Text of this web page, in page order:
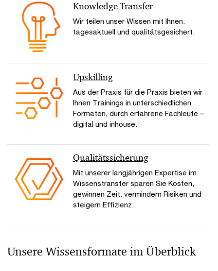
Knowledge Transfer
Wir teilen unser Wissen mit Ihnen:
tagesaktuell und qualitätsgesichert.
Upskilling
Aus der Praxis für die Praxis bieten wir
Ihnen Trainings in unterschiedlichen
Formaten, durch erfahrene Fachleute –
digital und inhouse.
Qualitäts­sicherung
Mit unserer langjährigen Expertise im
Wissenstransfer sparen Sie Kosten,
gewinnen Zeit, vermindern Risiken und
steigern Effizienz.
Unsere Wissensformate im Überblick